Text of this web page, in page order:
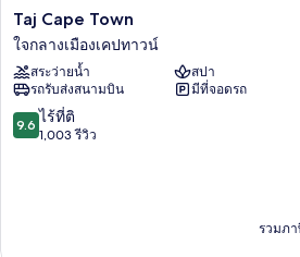
Taj
Cape
Town
ใจ
กลาง
เมือง
เคป
Taj Cape Town
ใจกลางเมืองเคปทาวน์
สระว่ายน้ำ
สปา
รถรับส่งสนามบิน
มีที่จอดรถ
9.6
จาก
9.6 ไร้ที่ติ
1,003 รีวิว
รวมภ